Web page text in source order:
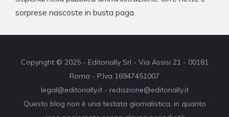
sorprese nascoste in busta paga
Copyright © 2025 - Editorially Srl - Via Assisi 21 - 00181
Roma - P.Iva 16947451007
legal@editorially.it - redazione@editorially.it
Questo blog non è una testata giornalistica, in quanto